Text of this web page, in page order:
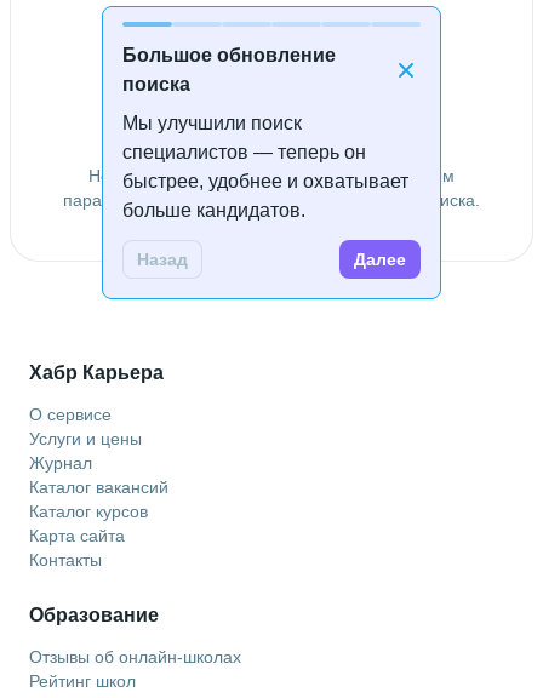
Большое обновление
поиска
Мы улучшили поиск
специалистов — теперь он
быстрее, удобнее и охватывает
больше кандидатов.
Назад Далее
Специалисты не найдены
Не удалось найти специалистов по заданным
параметрам. Попробуйте изменить условия поиска.
Хабр Карьера
О сервисе
Услуги и цены
Журнал
Каталог вакансий
Каталог курсов
Карта сайта
Контакты
Образование
Отзывы об онлайн-школах
Рейтинг школ